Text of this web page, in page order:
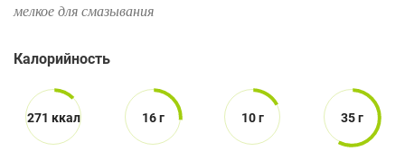
мелкое для смазывания
Калорийность
271 ккал 16 г 10 г 35 г